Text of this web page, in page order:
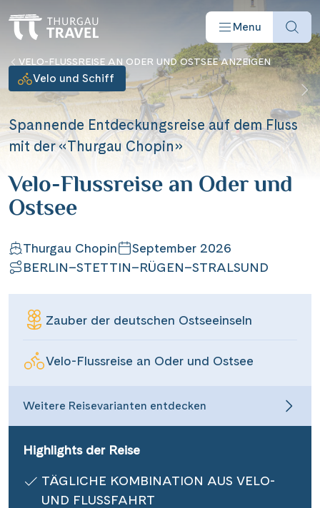
Menu
Reisearten
Reiseziele
Angebote
Schiffe
Reisekalender
Reisegutscheine
Newsletter
VELO-FLUSSREISE AN ODER UND OSTSEE ANZEIGEN
Velo und Schiff
Spannende Entdeckungsreise auf dem Fluss
mit der «Thurgau Chopin»
Velo-Flussreise an Oder und
Ostsee
Thurgau Chopin
September 2026
BERLIN–STETTIN–RÜGEN–STRALSUND
Zauber der deutschen Ostseeinseln
Velo-Flussreise an Oder und Ostsee
Weitere Reisevarianten entdecken
Highlights der Reise
TÄGLICHE KOMBINATION AUS VELO-
UND FLUSSFAHRT